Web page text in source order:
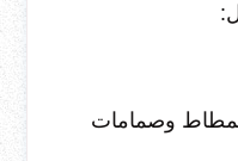
وصمامات